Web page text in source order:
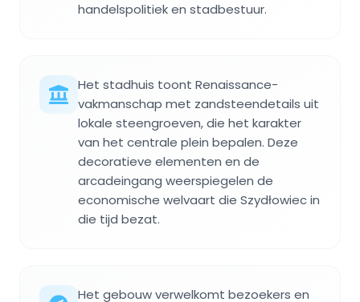
handelspolitiek en stadbestuur.
Het stadhuis toont Renaissance-
vakmanschap met zandsteendetails uit
lokale steengroeven, die het karakter
van het centrale plein bepalen. Deze
decoratieve elementen en de
arcadeingang weerspiegelen de
economische welvaart die Szydłowiec in
die tijd bezat.
Het gebouw verwelkomt bezoekers en